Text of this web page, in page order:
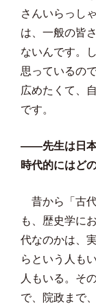
さんいらっし
は、一般の皆
ないんです。
思っているの
広めたくて、
です。
——先生は日本
時代的にはど
昔から「古
も、歴史学に
代なのかは、
らという人も
人もいる。そ
で、院政まで